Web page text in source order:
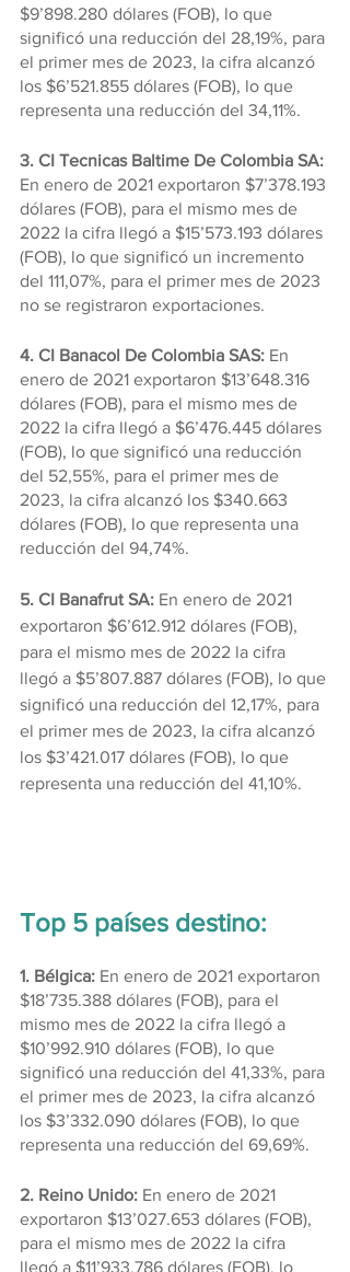
$9’898.280 dólares (FOB), lo que
significó una reducción del 28,19%, para
el primer mes de 2023, la cifra alcanzó
los $6’521.855 dólares (FOB), lo que
representa una reducción del 34,11%.
3. CI Tecnicas Baltime De Colombia SA:
En enero de 2021 exportaron $7’378.193
dólares (FOB), para el mismo mes de
2022 la cifra llegó a $15’573.193 dólares
(FOB), lo que significó un incremento
del 111,07%, para el primer mes de 2023
no se registraron exportaciones.
4. CI Banacol De Colombia SAS: En
enero de 2021 exportaron $13’648.316
dólares (FOB), para el mismo mes de
2022 la cifra llegó a $6’476.445 dólares
(FOB), lo que significó una reducción
del 52,55%, para el primer mes de
2023, la cifra alcanzó los $340.663
dólares (FOB), lo que representa una
reducción del 94,74%.
5. CI Banafrut SA: En enero de 2021
exportaron $6’612.912 dólares (FOB),
para el mismo mes de 2022 la cifra
llegó a $5’807.887 dólares (FOB), lo que
significó una reducción del 12,17%, para
el primer mes de 2023, la cifra alcanzó
los $3’421.017 dólares (FOB), lo que
representa una reducción del 41,10%.
Top 5 países destino:
1. Bélgica: En enero de 2021 exportaron
$18’735.388 dólares (FOB), para el
mismo mes de 2022 la cifra llegó a
$10’992.910 dólares (FOB), lo que
significó una reducción del 41,33%, para
el primer mes de 2023, la cifra alcanzó
los $3’332.090 dólares (FOB), lo que
representa una reducción del 69,69%.
2. Reino Unido: En enero de 2021
exportaron $13’027.653 dólares (FOB),
para el mismo mes de 2022 la cifra
llegó a $11’933.786 dólares (FOB), lo